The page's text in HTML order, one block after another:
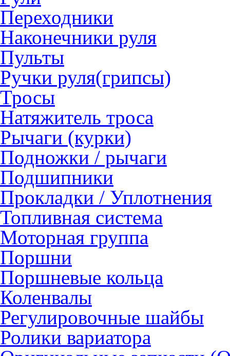
Переходники
Наконечники руля
Пульты
Ручки руля(грипсы)
Тросы
Натяжитель троса
Рычаги (курки)
Подножки / рычаги
Подшипники
Прокладки / Уплотнения
Топливная система
Моторная группа
Поршни
Поршневые кольца
Коленвалы
Регулировочные шайбы
Ролики вариатора